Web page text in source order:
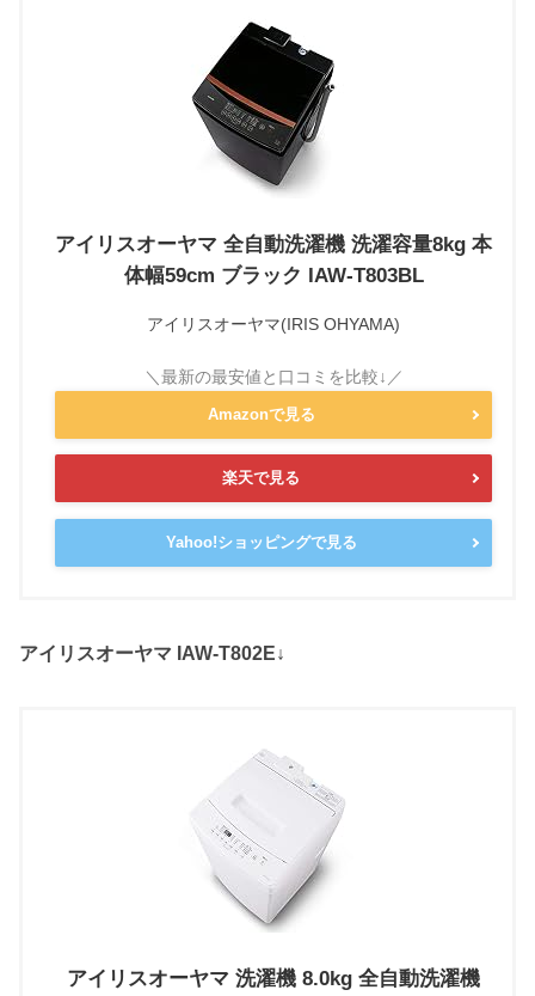
アイリスオーヤマ 全自動洗濯機 洗濯容量8kg 本
体幅59cm ブラック IAW-T803BL
アイリスオーヤマ(IRIS OHYAMA)
Amazonで見る
楽天で見る
Yahoo!ショッピングで見る
アイリスオーヤマ IAW-T802E↓
アイリスオーヤマ 洗濯機 8.0kg 全自動洗濯機